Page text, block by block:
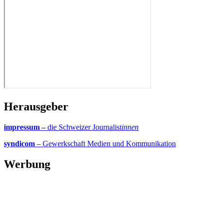
Herausgeber
impressum –die Schweizer Journalistinnen
syndicom – Gewerkschaft Medien und Kommunikation
Werbung